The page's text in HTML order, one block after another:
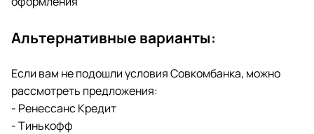
Альтернативные варианты:
Если вам не подошли условия Совкомбанка, можно
рассмотреть предложения:
- Ренессанс Кредит
- Тинькофф